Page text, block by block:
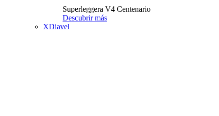
Superleggera V4 Centenario
Descubrir más
XDiavel